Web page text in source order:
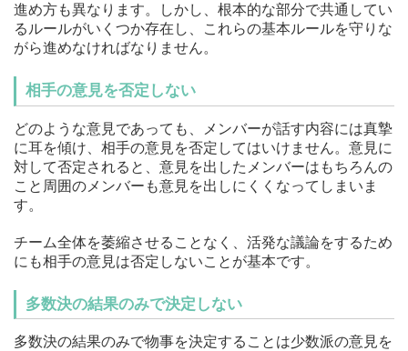
進め方も異なります。しかし、根本的な部分で共通してい
るルールがいくつか存在し、これらの基本ルールを守りな
がら進めなければなりません。
相手の意見を否定しない
どのような意見であっても、メンバーが話す内容には真摯
に耳を傾け、相手の意見を否定してはいけません。意見に
対して否定されると、意見を出したメンバーはもちろんの
こと周囲のメンバーも意見を出しにくくなってしまいま
す。
チーム全体を萎縮させることなく、活発な議論をするため
にも相手の意見は否定しないことが基本です。
多数決の結果のみで決定しない
多数決の結果のみで物事を決定することは少数派の意見を